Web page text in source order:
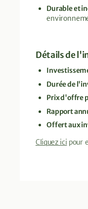
Durable et
Détails de
Durée de
Prix d'offre
Rapport
Offert aux
Cliquez ici pour